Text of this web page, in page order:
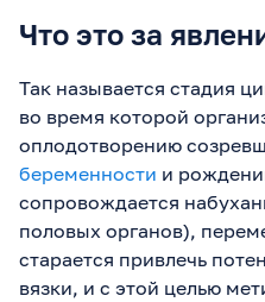
Что это за
Так называется стадия
во время которой
оплодотворению
беременности и
сопровождается
половых органов),
старается привлечь
вязки, и с этой целью